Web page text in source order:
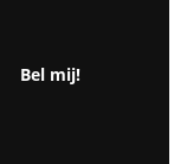
Bel mij!